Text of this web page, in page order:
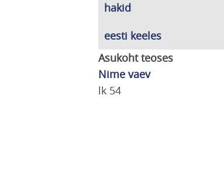
hakid
eesti keeles
Asukoht teoses
Nime vaev
lk 54